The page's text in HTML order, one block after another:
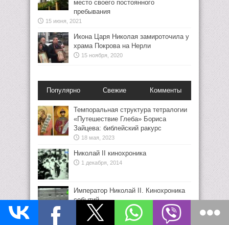
место своего постоянного
пребывания
15 июня, 2021
Икона Царя Николая замироточила у
храма Покрова на Нерли
15 ноября, 2020
Популярно Свежие Комменты
Темпоральная структура тетралогии
«Путешествие Глеба» Бориса
Зайцева: библейский ракурс
18 мая, 2023
Николай II кинохроника
1 декабря, 2014
Император Николай II. Кинохроника
событий
1 декабря, 2014